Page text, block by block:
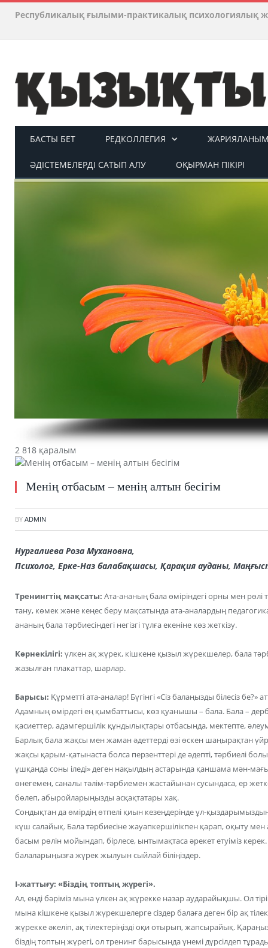
Республикалық ғылыми-практикалық психологиялық
БАСТЫ БЕТ РЕДКОЛЛЕГИЯ ЖАРИЯЛАНЫМ
ӘДІСТЕМЕЛЕРДІ САТЫП АЛУ ОҚЫРМАН ПІКІРІ
2 818 қаралым
Менің отбасым – менің алтын бесігім
BY ADMIN
Нургалиева Роза Мухановна,
Психолог, Ерке-Наз балабақшасы, Қарақия ауданы,
Тренингтің мақсаты: Ата-ананың бала өміріндегі орны мен рөлі
тану, көмек және кеңес беру мақсатында ата-аналардың
ананың бала тәрбиесіндегі негізгі тұлға екеніне көз жеткізу.
Көрнекілігі: үлкен ақ жүрек, кішкене қызыл жүрекшелер, бала
жазылған плакаттар, шарлар.
Барысы: Құрметті ата-аналар! Бүгінгі «Сіз балаңызды білесіз
Адамның өмірдегі ең қымбаттысы, көз қуанышы – бала. Бала –
қасиеттер, адамгершілік құндылықтары отбасында, мектепте,
Барлық бала жақсы мен жаман әдеттерді өзі өскен шаңырақтан
жақсы қарым-қатынаста болса перзенттері де әдепті, тәрбиелі
ұшқанда соны іледі» деген нақылдың астарында қаншама мән-
өнегемен, саналы тәлім-тәрбиемен жастайынан сусындаса, ер
бөлеп, абыройларыңызды асқақтатары хақ.
Сондықтан да өмірдің өтпелі қиын кезеңдерінде ұл-
күш салайық. Бала тәрбиесіне жауапкершілікпен қарап, оқыту
басым рөлін мойындап, бірлесе, ынтымақтаса әрекет етуіміз
балаларыңызға жүрек жылуын сыйлай біліңіздер.
І-жаттығу: «Біздің топтың жүрегі».
Ал, енді бәріміз мына үлкен ақ жүрекке назар аударайықшы. Ол
мына кішкене қызыл жүрекшелерге сіздер балаға деген бір ақ
жүрекке әкеліп, ақ тілектеріңізді оқи отырып, жапсырайық.
біздің топтың жүрегі, ол тренинг барысында үнемі дүрсілдеп